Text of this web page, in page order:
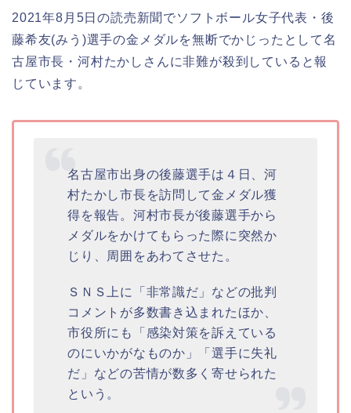
2021年8月5日の読売新聞でソフトボール女子代表・後
藤希友(みう)選手の金メダルを無断でかじったとして名
古屋市長・河村たかしさんに非難が殺到していると報
じています。
名古屋市出身の後藤選手は４日、河
村たかし市長を訪問して金メダル獲
得を報告。河村市長が後藤選手から
メダルをかけてもらった際に突然か
じり、周囲をあわてさせた。
ＳＮＳ上に「非常識だ」などの批判
コメントが多数書き込まれたほか、
市役所にも「感染対策を訴えている
のにいかがなものか」「選手に失礼
だ」などの苦情が数多く寄せられた
という。